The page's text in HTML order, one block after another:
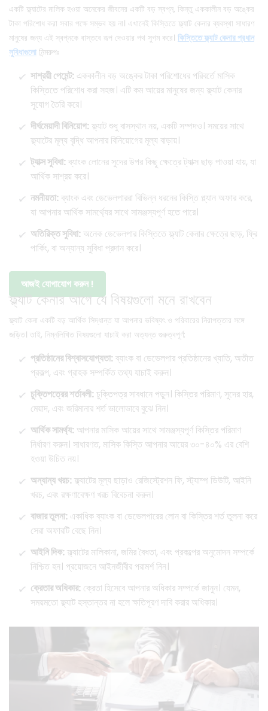
একটি ফ্ল্যাটের মালিক হওয়া অনেকের জীবনের একটি বড় স্বপ্ন, কিন্তু এককালীন বড় অঙ্কের
টাকা পরিশোধ করা সবার পক্ষে সম্ভব হয় না। এখানেই কিস্তিতে ফ্ল্যাট কেনার ব্যবস্থা সাধারণ
মানুষের জন্য এই স্বপ্নকে বাস্তবে রূপ দেওয়ার পথ সুগম করে। কিস্তিতে ফ্ল্যাট কেনার প্রধান
সুবিধাগুলো নিন্মরুপঃ
সাশ্রয়ী পেমেন্ট: এককালীন বড় অঙ্কের টাকা পরিশোধের পরিবর্তে মাসিক
কিস্তিতে পরিশোধ করা সহজ। এটি কম আয়ের মানুষের জন্য ফ্ল্যাট কেনার
সুযোগ তৈরি করে।
দীর্ঘমেয়াদী বিনিয়োগ:ফ্ল্যাট শুধু বাসস্থান নয়, একটি সম্পদও। সময়ের সাথে
ফ্ল্যাটের মূল্য বৃদ্ধি আপনার বিনিয়োগের মূল্য বাড়ায়।
ট্যাক্স সুবিধা:ব্যাংক লোনের সুদের উপর কিছু ক্ষেত্রে ট্যাক্স ছাড় পাওয়া যায়, যা
আর্থিক সাশ্রয় করে।
নমনীয়তা:ব্যাংক এবং ডেভেলপাররা বিভিন্ন ধরনের কিস্তি প্ল্যান অফার করে,
যা আপনার আর্থিক সামর্থ্যের সাথে সামঞ্জস্যপূর্ণ হতে পারে।
অতিরিক্ত সুবিধা:অনেক ডেভেলপার কিস্তিতে ফ্ল্যাট কেনার ক্ষেত্রে ছাড়, ফ্রি
পার্কিং, বা অন্যান্য সুবিধা প্রদান করে।
আজই যোগাযোগ করুন !
ফ্ল্যাট কেনার আগে যে বিষয়গুলো মনে রাখবেন
ফ্ল্যাট কেনা একটি বড় আর্থিক সিদ্ধান্ত যা আপনার ভবিষ্যৎ ও পরিবারের নিরাপত্তার সঙ্গে
জড়িত। তাই, নিম্নলিখিত বিষয়গুলো যাচাই করা অত্যন্ত গুরুত্বপূর্ণ:
প্রতিষ্ঠানের বিশ্বাসযোগ্যতা:ব্যাংক বা ডেভেলপার প্রতিষ্ঠানের খ্যাতি, অতীত
প্রকল্প, এবং গ্রাহক সম্পর্কিত তথ্য যাচাই করুন।
চুক্তিপত্রের শর্তাবলী:চুক্তিপত্র সাবধানে পড়ুন। কিস্তির পরিমাণ, সুদের হার,
মেয়াদ, এবং জরিমানার শর্ত ভালোভাবে বুঝে নিন।
আর্থিক সামর্থ্য:আপনার মাসিক আয়ের সাথে সামঞ্জস্যপূর্ণ কিস্তির পরিমাণ
নির্ধারণ করুন। সাধারণত, মাসিক কিস্তি আপনার আয়ের ৩০-৪০% এর বেশি
হওয়া উচিত নয়।
অন্যান্য খরচ:ফ্ল্যাটের মূল্য ছাড়াও রেজিস্ট্রেশন ফি, স্ট্যাম্প ডিউটি, আইনি
খরচ, এবং রক্ষণাবেক্ষণ খরচ বিবেচনা করুন।
বাজার তুলনা: একাধিক ব্যাংক বা ডেভেলপারের লোন বা কিস্তির শর্ত তুলনা করে
সেরা অফারটি বেছে নিন।
আইনি দিক:ফ্ল্যাটের মালিকানা, জমির বৈধতা, এবং প্রকল্পের অনুমোদন সম্পর্কে
নিশ্চিত হন। প্রয়োজনে আইনজীবীর পরামর্শ নিন।
ক্রেতার অধিকার: ক্রেতা হিসেবে আপনার অধিকার সম্পর্কে জানুন। যেমন,
সময়মতো ফ্ল্যাট হস্তান্তর না হলে ক্ষতিপূরণ দাবি করার অধিকার।